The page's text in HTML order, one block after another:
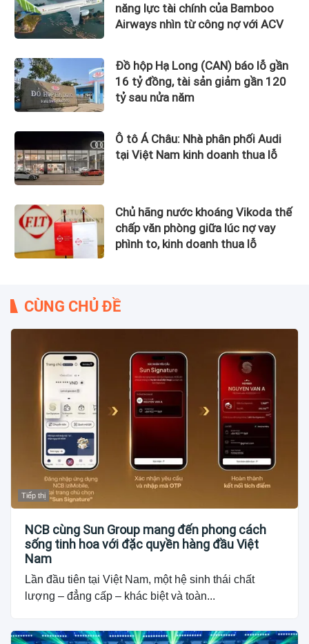
năng lực tài chính của Bamboo
Airways nhìn từ công nợ với ACV
Đồ hộp Hạ Long (CAN) báo lỗ gần
16 tỷ đồng, tài sản giảm gần 120
tỷ sau nửa năm
Ô tô Á Châu: Nhà phân phối Audi
tại Việt Nam kinh doanh thua lỗ
Chủ hãng nước khoáng Vikoda thế
chấp văn phòng giữa lúc nợ vay
phình to, kinh doanh thua lỗ
CÙNG CHỦ ĐỀ
Tiếp thị
NCB cùng Sun Group mang đến phong cách
sống tinh hoa với đặc quyền hàng đầu Việt
Nam
Lần đầu tiên tại Việt Nam, một hệ sinh thái chất
lượng – đẳng cấp – khác biệt và toàn...